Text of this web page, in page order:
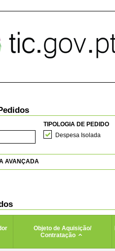
TIPOLOGIA DE PEDIDO
Despesa Isolada
AVANÇADA
Objeto de Aquisição/
Contratação